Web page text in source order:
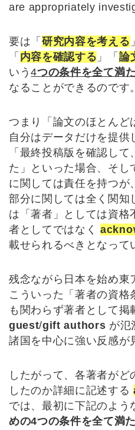
are appropriately
要は「研究内容を考える
「 内容を確認する 」「 論
いう4つの条件を全て満
なることができるのです。
つまり「論文のほとんど
自分はデータだけを提供
「最終投稿版を確認し
た」といった場合、そし
に関しては責任を持つが
部分に関しては全く関知
は「著者」としては資格
者としてではなく
載せられるべきとなって
残念ながら日本を始め東
こういった「著者の資格
も関わらず著者として掲
guest/gift authors が氾
諸国を中心に強い反感が
したがって、各著者が
したのか詳細に記述する
では、最初に下記のよう
めの4つの条件を全て満